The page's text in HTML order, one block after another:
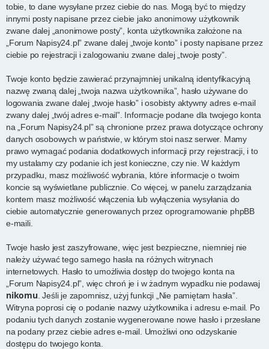
tobie, to dane wysyłane przez ciebie do nas. Mogą być to między
innymi posty napisane przez ciebie jako anonimowy użytkownik
zwane dalej „anonimowe posty”, konta użytkownika założone na
„Forum Napisy24.pl” zwane dalej „twoje konto” i posty napisane przez
ciebie po rejestracji i zalogowaniu zwane dalej „twoje posty”.
Twoje konto będzie zawierać przynajmniej unikalną identyfikacyjną
nazwę zwaną dalej „twoja nazwa użytkownika”, hasło używane do
logowania zwane dalej „twoje hasło” i osobisty aktywny adres e-mail
zwany dalej „twój adres e-mail”. Informacje podane dla twojego konta
na „Forum Napisy24.pl” są chronione przez prawa dotyczące ochrony
danych osobowych w państwie, w którym stoi nasz serwer. Mamy
prawo wymagać podania dodatkowych informacji przy rejestracji, i to
my ustalamy czy podanie ich jest konieczne, czy nie. W każdym
przypadku, masz możliwość wybrania, które informacje o twoim
koncie są wyświetlane publicznie. Co więcej, w panelu zarządzania
kontem masz możliwość włączenia lub wyłączenia wysyłania do
ciebie automatycznie generowanych przez oprogramowanie phpBB
e-maili.
Twoje hasło jest zaszyfrowane, więc jest bezpieczne, niemniej nie
należy używać tego samego hasła na różnych witrynach
internetowych. Hasło to umożliwia dostęp do twojego konta na
„Forum Napisy24.pl”, więc chroń je i w żadnym wypadku nie podawaj
nikomu . Jeśli je zapomnisz, użyj funkcji „Nie pamiętam hasła”.
Witryna poprosi cię o podanie nazwy użytkownika i adresu e-mail. Po
podaniu tych danych zostanie wygenerowane nowe hasło i przesłane
na podany przez ciebie adres e-mail. Umożliwi ono odzyskanie
dostępu do twojego konta.